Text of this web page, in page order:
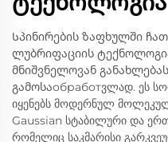
Სპინირების ზაფხულში
ლუბრიფაციის
მნიშვნელოვან
გამოსაобработვლად. ეს
იყენებს მოდერნულ
Gaussian სტაბილური და
რომელიც საკმარისი